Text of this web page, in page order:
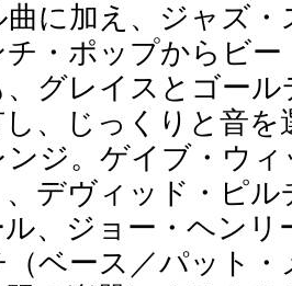
に加え、ジャズ
チ・ポップからビ
、グレイスとゴー
し、じっくりと音
ンジ。ゲイブ・ウ
、デヴィッド・ピ
ル、ジョー・ヘン
（ベース／パット